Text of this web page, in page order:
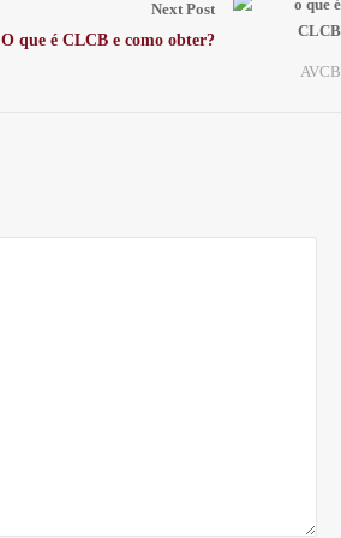
Next Post
O que é CLCB e como obter?
AVCB